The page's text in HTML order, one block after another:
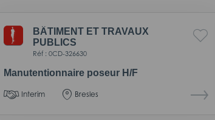
BÂTIMENT ET TRAVAUX
PUBLICS
Réf : 0CD-326630
Manutentionnaire poseur H/F
Interim Bresles